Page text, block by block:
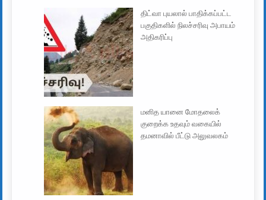
திட்வா புயலால் பாதிக்கப்பட்ட
பகுதிகளில் நிலச்சரிவு அபாயம்
அதிகரிப்பு
மனித யானை மோதலைக்
குறைக்க உதவும் வகையில்
தமனாவில் பீட்டு அலுவலகம்